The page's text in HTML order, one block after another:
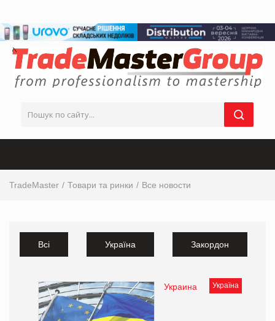
TradeMaster Товари та ринки Все новости
Всі Україна Закордон
Україна
Украина